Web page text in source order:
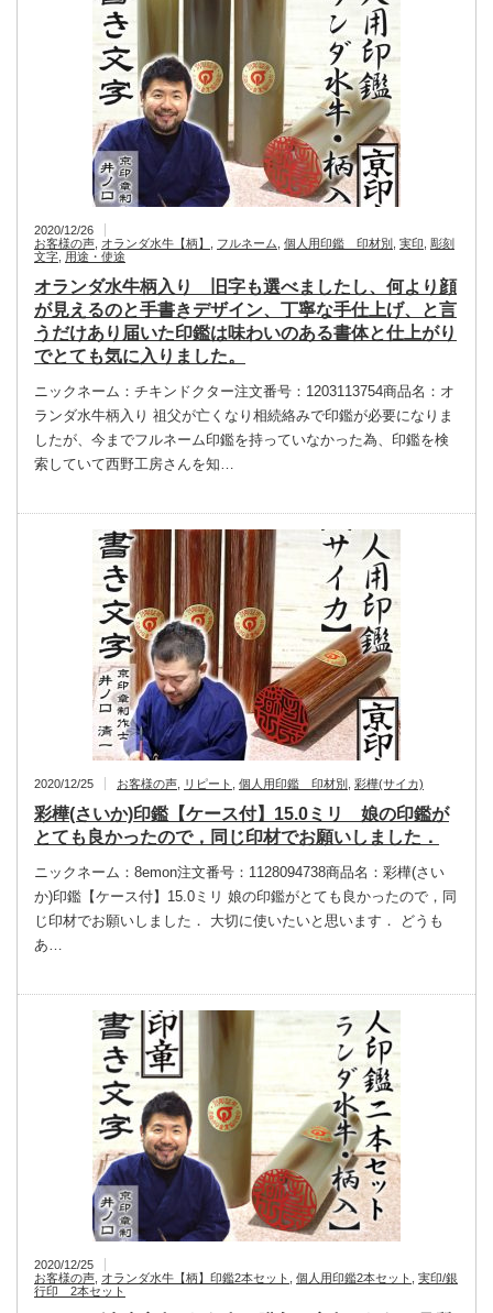
2020/12/26
お客様の声 オランダ水牛【柄】 フルネーム 個人用印鑑 印材別 実印 彫刻
文字 用途・使途
オランダ水牛柄入り 旧字も選べましたし、何より顔
が見えるのと手書きデザイン、丁寧な手仕上げ、と言
うだけあり届いた印鑑は味わいのある書体と仕上がり
でとても気に入りました。
ニックネーム：チキンドクター注文番号：1203113754商品名：オ
ランダ水牛柄入り 祖父が亡くなり相続絡みで印鑑が必要になりま
したが、今までフルネーム印鑑を持っていなかった為、印鑑を検
索していて西野工房さんを知…
2020/12/25 お客様の声 リピート 個人用印鑑 印材別 彩樺(サイカ)
彩樺(さいか)印鑑【ケース付】15.0ミリ 娘の印鑑が
とても良かったので，同じ印材でお願いしました．
ニックネーム：8emon注文番号：1128094738商品名：彩樺(さい
か)印鑑【ケース付】15.0ミリ 娘の印鑑がとても良かったので，同
じ印材でお願いしました． 大切に使いたいと思います． どうも
あ…
2020/12/25
お客様の声 オランダ水牛【柄】印鑑2本セット 個人用印鑑2本セット
実印/銀
行印 2本セット